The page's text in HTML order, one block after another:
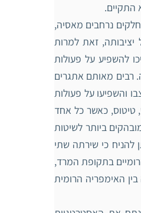
התקיים.
חלקים נרחבים מאסיה,
זאת למרות
להשפיע על פעולות
רבים מאותם אתגרים
והשפיעו על פעולות
טיטוס, כאשר כל אחד
ביותר לשיטות
להניח כי שירתה שתי
בתקופת המרד,
האימפריה הרומית